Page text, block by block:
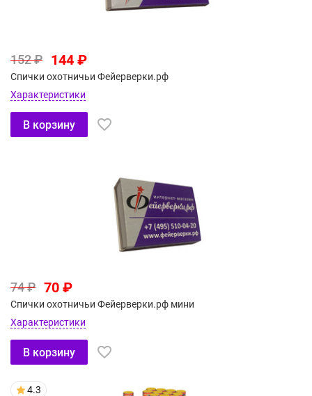
152 ₽ 144 ₽
Спички охотничьи Фейерверки.рф
Характеристики
В корзину
74 ₽ 70 ₽
Спички охотничьи Фейерверки.рф мини
Характеристики
В корзину
4.3